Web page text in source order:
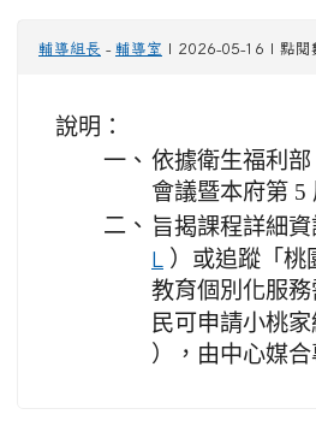
輔導組長 - 輔導室 | 2026-05-16 | 點閱
說明：
一、 依據衛生福利
會議暨本府第 5
二、 旨揭課程詳細
L
）或追蹤「桃
教育個別化服
民可申請小桃
），由中心媒